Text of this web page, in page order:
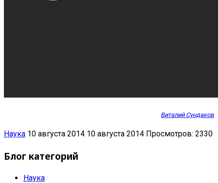
Виталий Сундаков
Наука 10 августа 2014 10 августа 2014 Просмотров: 2330
Блог категорий
Наука